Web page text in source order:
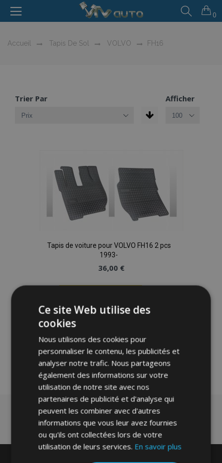
0
Accueil Tapis De Sol VOLVO FH16
Trier Par Afficher
Tapis de voiture pour VOLVO FH16 2 pcs
1993-
36,00 €
Ajouter
liste
d'achats
Ce site Web utilise des
cookies
Nous utilisons des cookies pour
personnaliser le contenu, les publicités et
analyser notre trafic. Nous partageons
également des informations sur votre
utilisation de notre site avec nos
partenaires de publicité et d'analyse qui
peuvent les combiner avec d'autres
informations que vous leur avez fournies
ou qu'ils ont collectées lors de votre
utilisation de leurs services. En savoir plus